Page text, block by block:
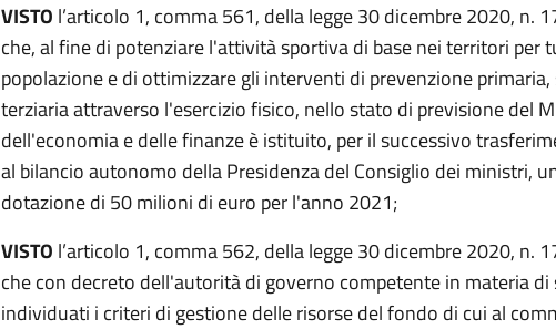
VISTO l’articolo 1, comma 561, della legge 30 dicembre 2020, n.
che, al fine di potenziare l'attività sportiva di base nei territori per
popolazione e di ottimizzare gli interventi di prevenzione primaria,
terziaria attraverso l'esercizio fisico, nello stato di previsione del
dell'economia e delle finanze è istituito, per il successivo
al bilancio autonomo della Presidenza del Consiglio dei ministri,
dotazione di 50 milioni di euro per l'anno 2021;
VISTO l’articolo 1, comma 562, della legge 30 dicembre 2020, n.
che con decreto dell'autorità di governo competente in materia di
individuati i criteri di gestione delle risorse del fondo di cui al